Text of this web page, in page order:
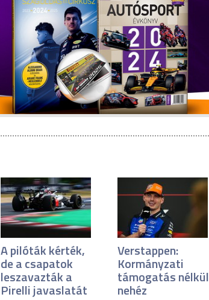
A pilóták kérték,
de a csapatok
leszavazták a
Pirelli javaslatát
Verstappen:
Kormányzati
támogatás nélkül
nehéz